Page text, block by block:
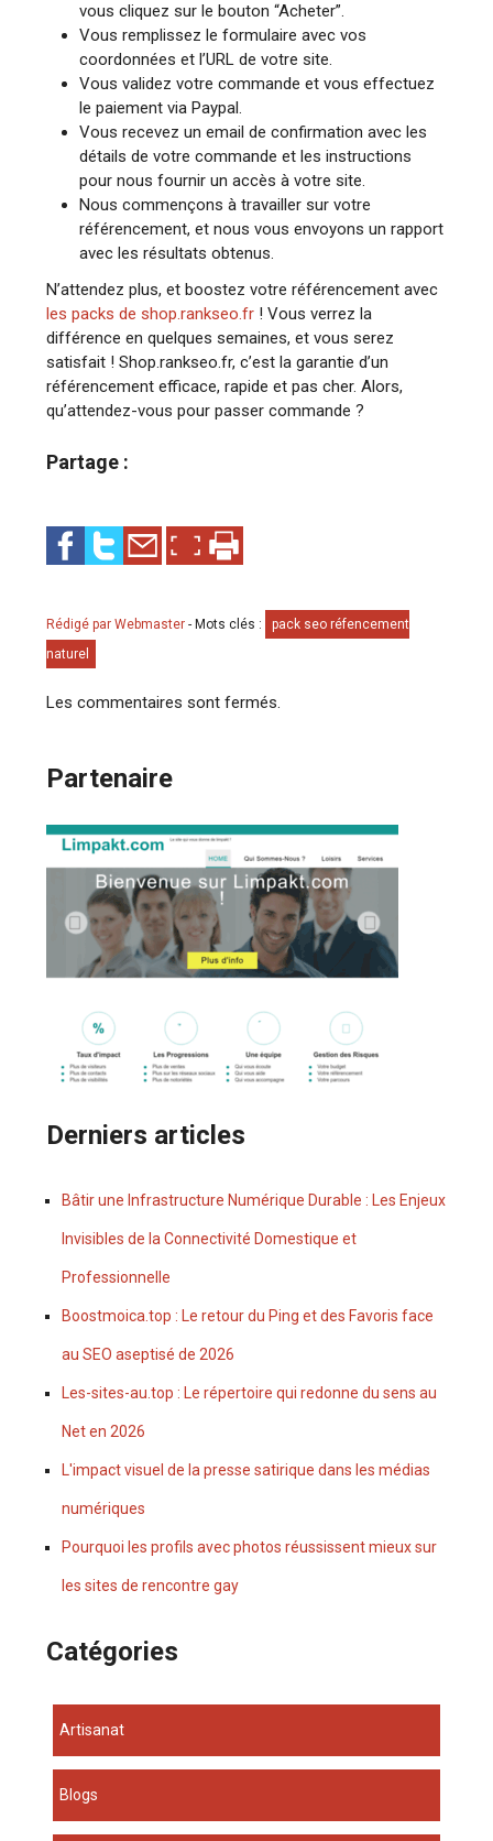
vous cliquez sur le bouton “Acheter”.
Vous remplissez le formulaire avec vos
coordonnées et l’URL de votre site.
Vous validez votre commande et vous effectuez
le paiement via Paypal.
Vous recevez un email de confirmation avec les
détails de votre commande et les instructions
pour nous fournir un accès à votre site.
Nous commençons à travailler sur votre
référencement, et nous vous envoyons un rapport
avec les résultats obtenus.
N’attendez plus, et boostez votre référencement avec
les packs de shop.rankseo.fr ! Vous verrez la
différence en quelques semaines, et vous serez
satisfait ! Shop.rankseo.fr, c’est la garantie d’un
référencement efficace, rapide et pas cher. Alors,
qu’attendez-vous pour passer commande ?
Partage :
Rédigé par Webmaster-Mots clés :
pack seo réfencement
naturel
Les commentaires sont fermés.
Partenaire
Derniers articles
Bâtir une Infrastructure Numérique Durable : Les Enjeux
Invisibles de la Connectivité Domestique et
Professionnelle
Boostmoica.top : Le retour du Ping et des Favoris face
au SEO aseptisé de 2026
Les-sites-au.top : Le répertoire qui redonne du sens au
Net en 2026
L'impact visuel de la presse satirique dans les médias
numériques
Pourquoi les profils avec photos réussissent mieux sur
les sites de rencontre gay
Catégories
Artisanat
Blogs